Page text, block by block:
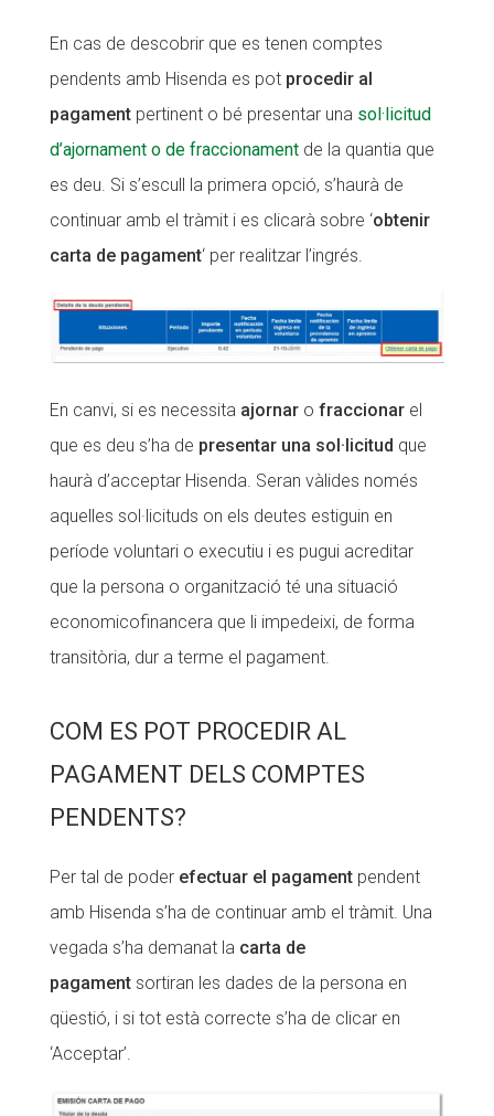
En cas de descobrir que es tenen comptes
pendents amb Hisenda es pot procedir al
pagament pertinent o bé presentar una sol·licitud
d’ajornament o de fraccionamentde la quantia que
es deu. Si s’escull la primera opció, s’haurà de
continuar amb el tràmit i es clicarà sobre ‘obtenir
carta de pagament‘ per realitzar l’ingrés.
En canvi, si es necessitaajornaro fraccionarel
que es deu s’ha de presentar una sol·licitud que
haurà d’acceptar Hisenda. Seran vàlides només
aquelles sol·licituds on els deutes estiguin en
període voluntari o executiu i es pugui acreditar
que la persona o organització té una situació
economicofinancera que li impedeixi, de forma
transitòria, dur a terme el pagament.
COM ES POT PROCEDIR AL
PAGAMENT DELS COMPTES
PENDENTS?
Per tal de poder efectuar el pagamentpendent
amb Hisenda s’ha de continuar amb el tràmit. Una
vegada s’ha demanat la carta de
pagamentsortiran les dades de la persona en
qüestió, i si tot està correcte s’ha de clicar en
‘Acceptar’.